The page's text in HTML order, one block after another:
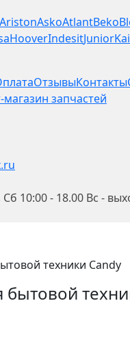
AristonAskoAtlantBeko
HooverIndesitJunior
ОтзывыКонтакты
запчастей
10:00 - 18.00 Вс -
техники Candy
бытовой